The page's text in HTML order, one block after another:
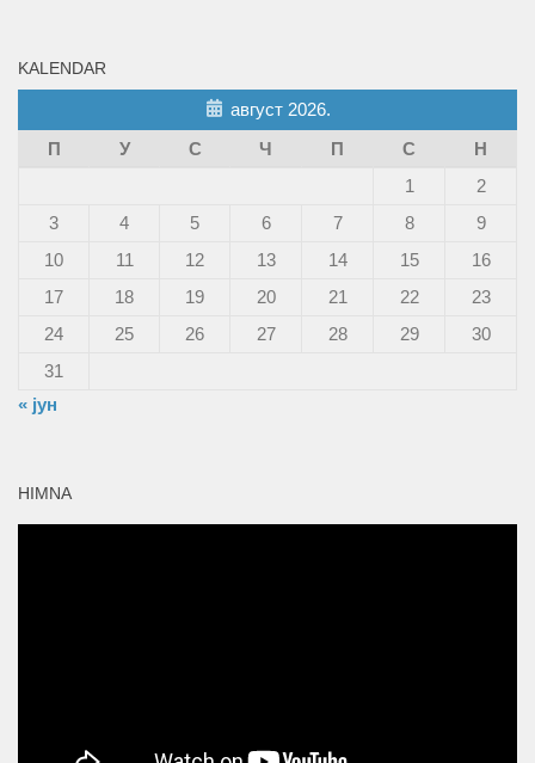
KALENDAR
август 2026.
П
У С Ч П С
Н
1
2
3
4 5 6 7 8
9
10
11 12 13 14 15
16
17
18 19 20 21 22
23
24
25 26 27 28 29
30
31
« јун
HIMNA